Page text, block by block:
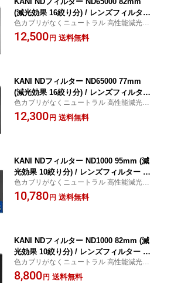
(減光効果 16絞り分) / レンズフィルター
丸枠
色カブリがなくニュートラル 高性能減光フ
ィルター ND65000
12,500 円 送料無料
KANI NDフィルター ND65000 77mm
(減光効果 16絞り分) / レンズフィルター
丸枠
色カブリがなくニュートラル 高性能減光フ
ィルター ND65000
12,300 円 送料無料
KANI NDフィルター ND1000 95mm (減
光効果 10絞り分) / レンズフィルター 丸
枠
色カブリがなくニュートラル 高性能減光フ
ィルター
10,780 円 送料無料
KANI NDフィルター ND1000 82mm (減
光効果 10絞り分) / レンズフィルター 丸
枠
色カブリがなくニュートラル 高性能減光フ
ィルター ND1000
8,800 円 送料無料